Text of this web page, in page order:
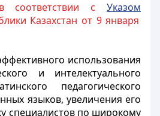
соответствии с Указом
Казахстан от 9 января
использования
и интелектуального
педагогического
языков, увеличения его
специалистов по широкому